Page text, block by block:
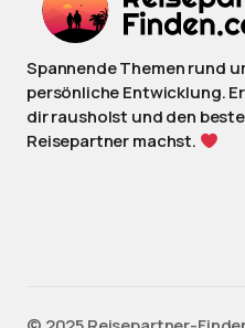
Spannende Themen rund
persönliche Entwicklung.
dir rausholst und den
Reisepartner machst.